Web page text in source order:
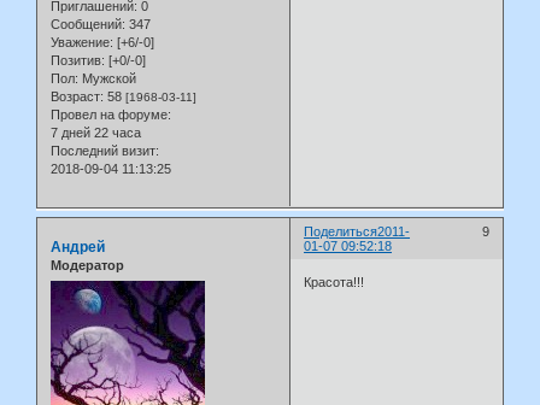
Приглашений: 0
Сообщений: 347
Уважение: [+6/-0]
Позитив: [+0/-0]
Пол: Мужской
Возраст: 58 [1968-03-11]
Провел на форуме:
7 дней 22 часа
Последний визит:
2018-09-04 11:13:25
Поделиться 9
2011-
01-07 09:52:18
Андрей
Модератор
Красота!!!